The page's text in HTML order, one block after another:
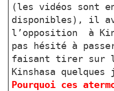
(les vidéos sont
disponibles), il
l’opposition à
pas hésité à
faisant tirer sur
Kinshasa quelques
Pourquoi ces